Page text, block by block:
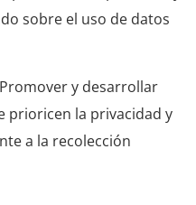
sobre el uso de datos
Promover y desarrollar
prioricen la privacidad y
a la recolección